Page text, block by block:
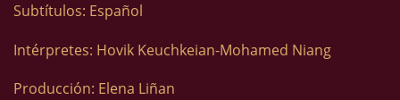
Subtítulos: Español
Intérpretes: Hovik Keuchkeian-Mohamed Niang
Producción: Elena Liñan